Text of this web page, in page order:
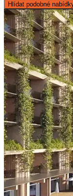
Hlídat podobné